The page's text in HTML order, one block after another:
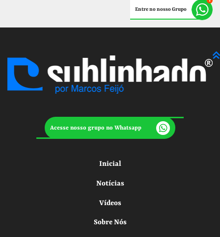
Entre no nosso Grupo
Acesse nosso grupo no Whatsapp
Inicial
Notícias
Vídeos
Sobre Nós